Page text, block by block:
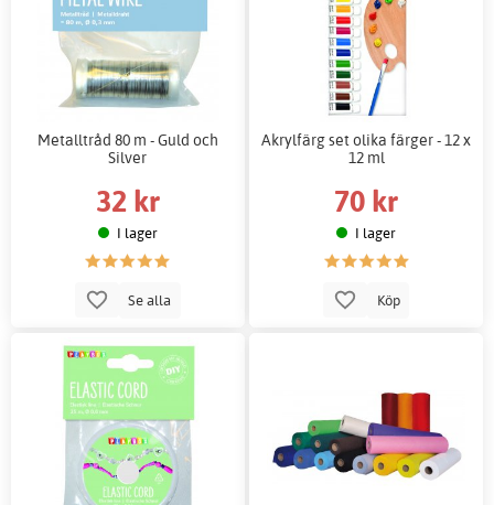
Metalltråd 80 m - Guld och
Silver
32 kr
I lager
Se alla
Akrylfärg set olika färger - 12 x
12 ml
70 kr
I lager
Köp